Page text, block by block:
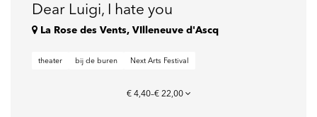
Dear Luigi, I hate you
La Rose des Vents, VIlleneuve d'Ascq
theater bij de buren Next Arts Festival
€ 4,40–€ 22,00